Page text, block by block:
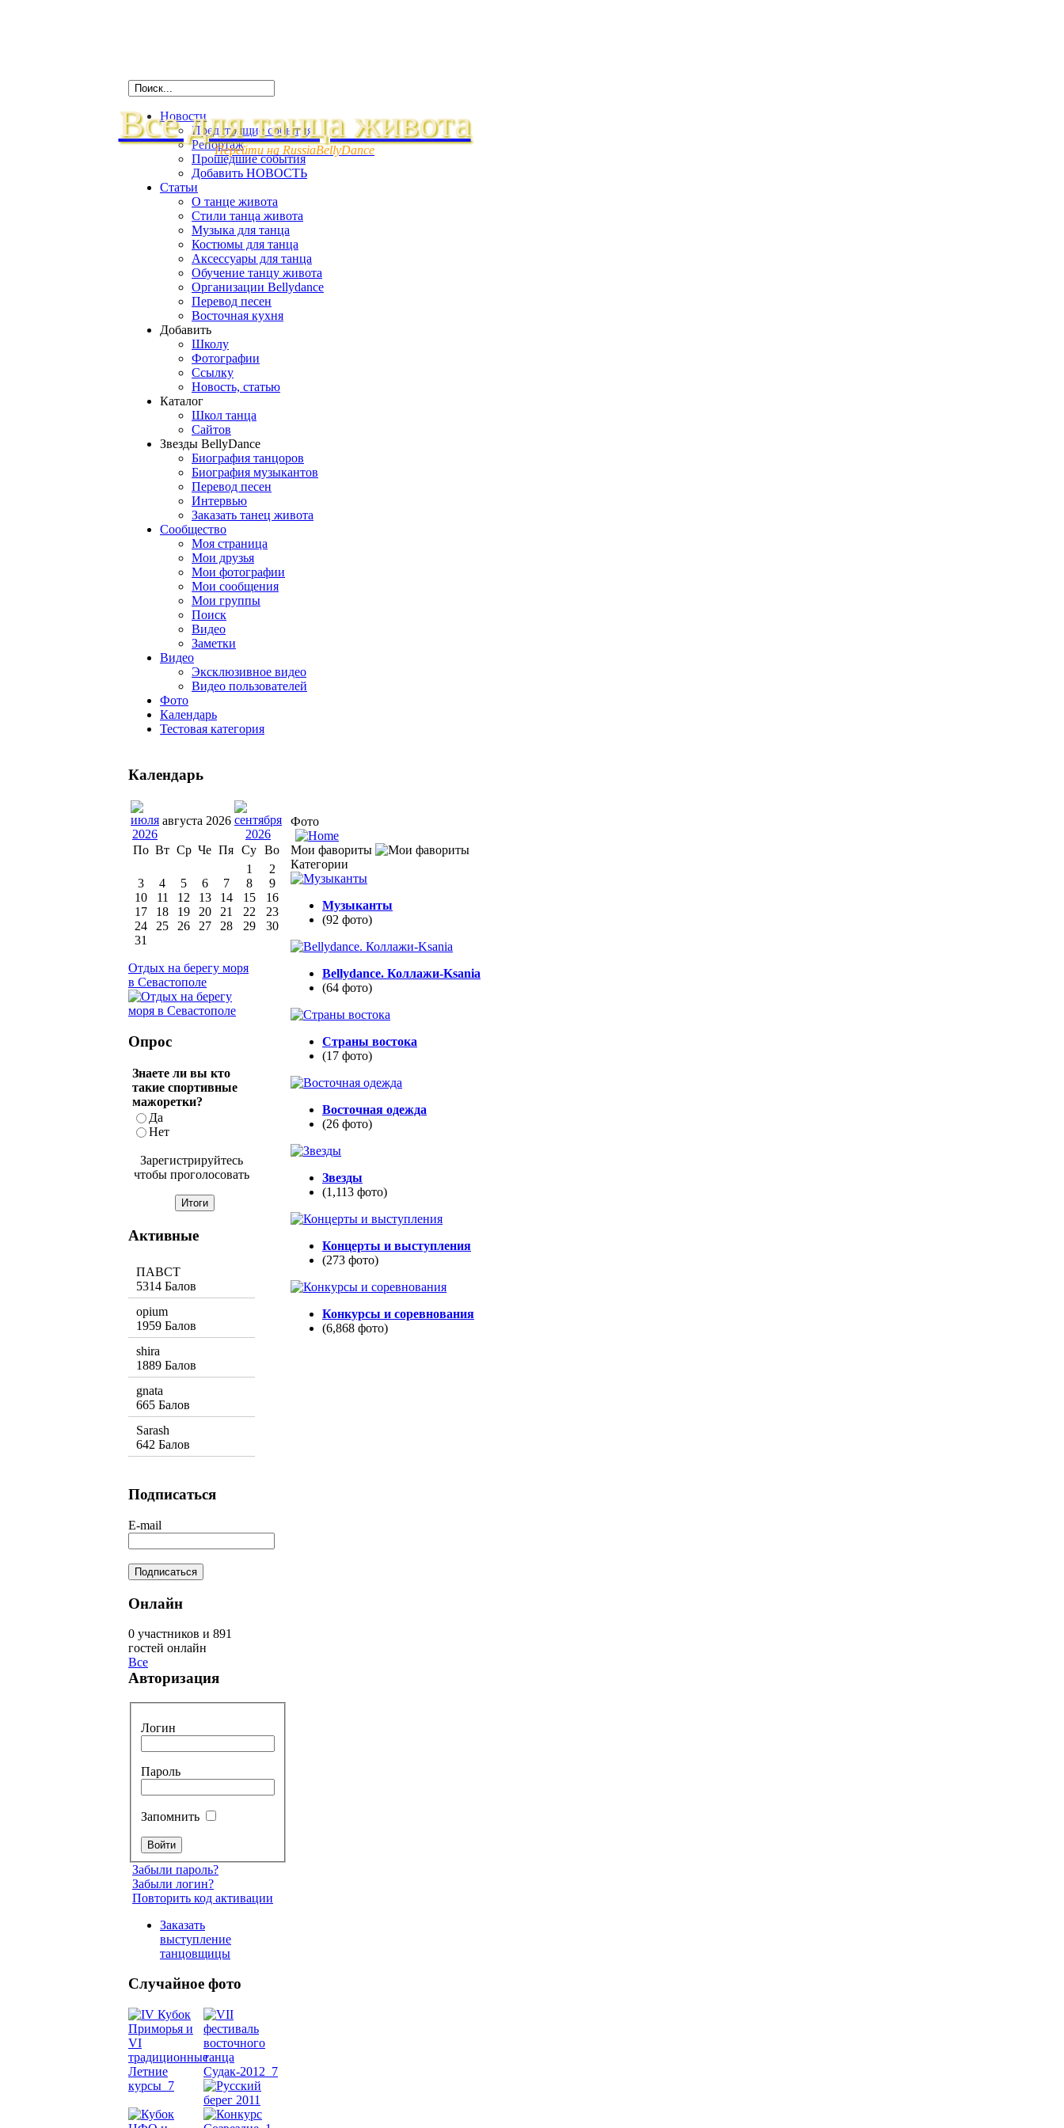
Все для танца живота
Перейти на RussiaBellyDance
Новости
Предстоящие события
Репортаж
Прошедшие события
Добавить НОВОСТЬ
Статьи
О танце живота
Стили танца живота
Музыка для танца
Костюмы для танца
Аксессуары для танца
Обучение танцу живота
Организации Bellydance
Перевод песен
Восточная кухня
Добавить
Школу
Фотографии
Ссылку
Новость, статью
Каталог
Школ танца
Сайтов
Звезды BellyDance
Биография танцоров
Биография музыкантов
Перевод песен
Интервью
Заказать танец живота
Сообщество
Моя страница
Мои друзья
Мои фотографии
Мои сообщения
Мои группы
Поиск
Видео
Заметки
Видео
Эксклюзивное видео
Видео пользователей
Фото
Календарь
Тестовая категория
Фото
Мои фавориты
Категории
Музыканты
(92 фото)
Bellydance. Коллажи-Ksania
(64 фото)
Страны востока
(17 фото)
Восточная одежда
(26 фото)
Звезды
(1,113 фото)
Концерты и выступления
(273 фото)
Конкурсы и соревнования
(6,868 фото)
Календарь
августа 2026
По Вт Ср Че Пя Су Во
1
2
3
4 5 6 7 8
9
10
11 12 13 14 15
16
17
18 19 20 21 22
23
24
25 26 27 28 29
30
31
Отдых на берегу моря
в Севастополе
Опрос
Знаете ли вы кто
такие спортивные
мажоретки?
Да
Нет
Зарегистрируйтесь
чтобы проголосовать
Активные
ПАВСТ
5314 Балов
opium
1959 Балов
shira
1889 Балов
gnata
665 Балов
Sarash
642 Балов
Подписаться
E-mail
Онлайн
0 участников и 891
гостей онлайн
Все
Авторизация
Логин
Пароль
Запомнить
Забыли пароль?
Забыли логин?
Повторить код активации
Заказать
выступление
танцовщицы
Случайное фото